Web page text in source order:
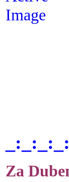
_:_:_:_:_
Za